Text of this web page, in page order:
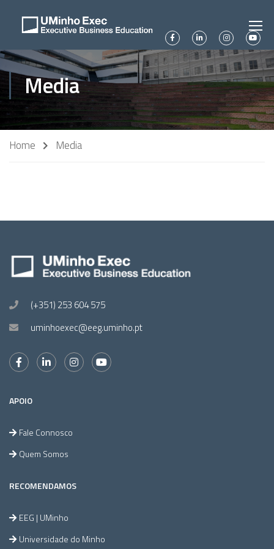
Media
Home Media
(+351) 253 604 575
uminhoexec@eeg.uminho.pt
APOIO
Fale Connosco
Quem Somos
RECOMENDAMOS
EEG | UMinho
Universidade do Minho